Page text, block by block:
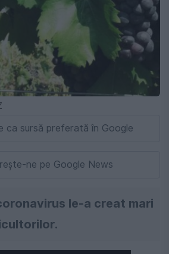
ca sursă preferată în Google
ne pe Google News
le-a creat mari